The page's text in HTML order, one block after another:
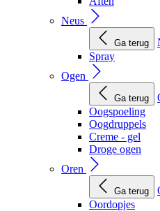
Neus
Ga terug
Spray
Ogen
Ga terug
Oogspoeling
Oogdruppels
Creme - gel
Droge ogen
Oren
Ga terug
Oordopjes